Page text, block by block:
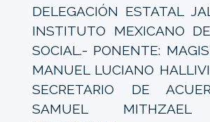
DELEGACIÓN ESTATAL
INSTITUTO MEXICANO
SOCIAL.- PONENTE:
MANUEL LUCIANO
SECRETARIO DE
SAMUEL MITHZAEL